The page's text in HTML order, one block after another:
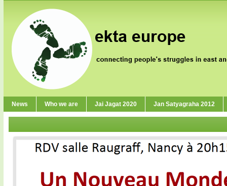
News Who we are Jai Jagat 2020 Jan Satyagraha 2012